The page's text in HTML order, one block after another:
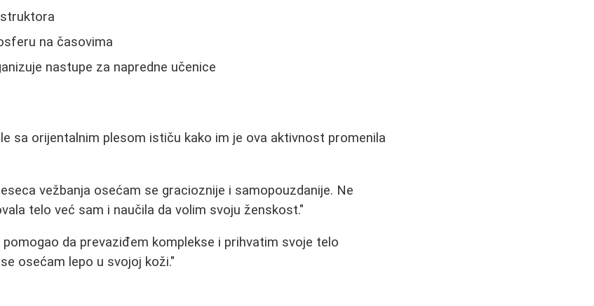
na časovima
nastupe za napredne učenice
sa orijentalnim plesom ističu kako im je ova aktivnost promenila
vežbanja osećam se gracioznije i samopouzdanije. Ne
telo već sam i naučila da volim svoju ženskost."
pomogao da prevaziđem komplekse i prihvatim svoje telo
osećam lepo u svojoj koži."